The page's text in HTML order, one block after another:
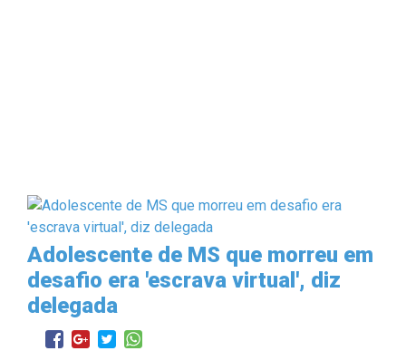
Adolescente de MS que morreu em
desafio era 'escrava virtual', diz
delegada